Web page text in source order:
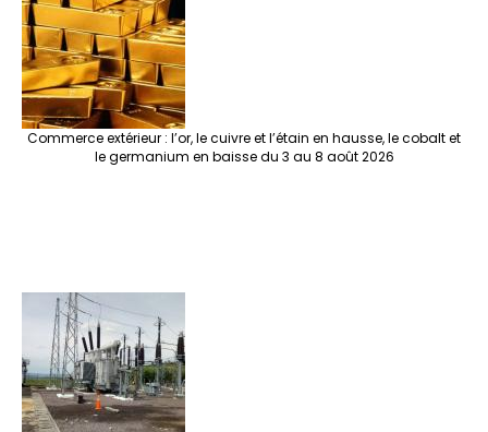
Commerce extérieur : l’or, le cuivre et l’étain en hausse, le cobalt et
le germanium en baisse du 3 au 8 août 2026